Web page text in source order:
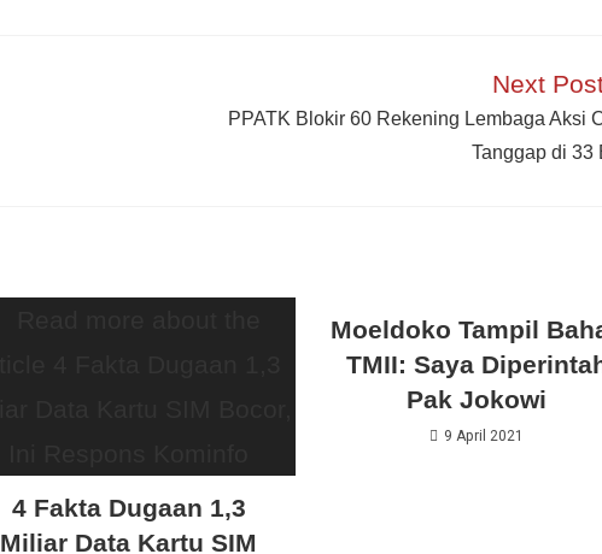
Next
PPATK Blokir 60 Rekening Lembaga Aksi
Tanggap di 33
4 Fakta Dugaan 1,3
Miliar Data Kartu SIM
Moeldoko Tampil
TMII: Saya
Pak Jokowi
9 April 2021